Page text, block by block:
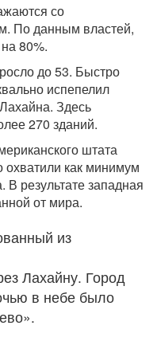
со
По данным властей,
80%.
до 53. Быстро
испепелил
Здесь
270 зданий.
штата
охватили как минимум
результате западная
от мира.
из
Лахайну. Город
в небе было